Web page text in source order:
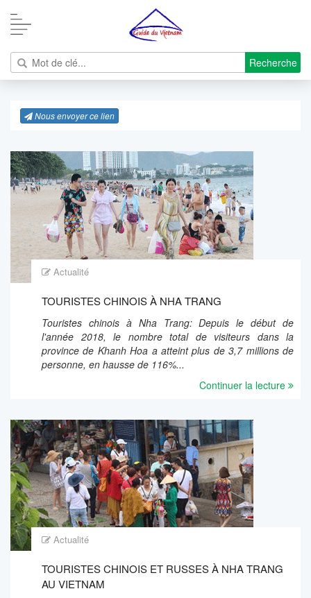
Recherche
Nous envoyer ce lien
Actualité
TOURISTES CHINOIS À NHA TRANG
Touristes chinois à Nha Trang: Depuis le début de
l'année 2018, le nombre total de visiteurs dans la
province de Khanh Hoa a atteint plus de 3,7 millions de
personne, en hausse de 116%...
Continuer la lecture
Actualité
TOURISTES CHINOIS ET RUSSES À NHA TRANG
AU VIETNAM